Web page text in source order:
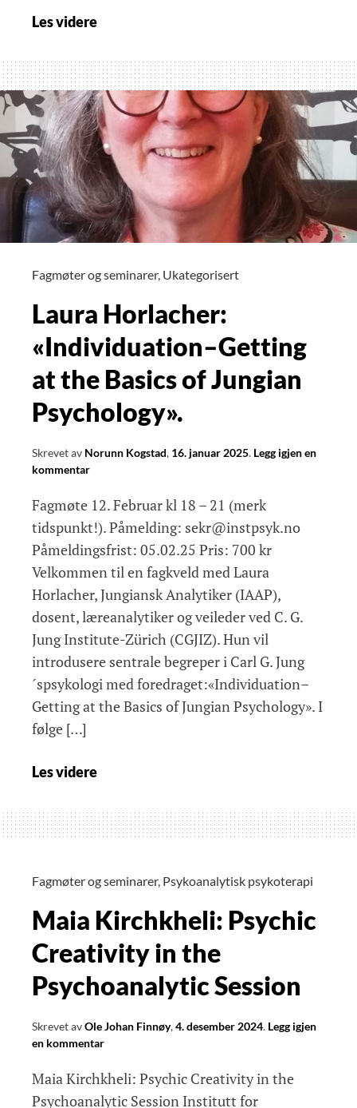
Les videre
Bion:
Intersecting
Vertices
Fagmøter og seminarer, Ukategorisert
Laura Horlacher:
«Individuation–Getting
at the Basics of Jungian
Psychology».
Skrevet av Norunn Kogstad, 16. januar 2025. Legg igjen en
kommentar
Fagmøte 12. Februar kl 18 – 21 (merk
tidspunkt!). Påmelding: sekr@instpsyk.no
Påmeldingsfrist: 05.02.25 Pris: 700 kr
Velkommen til en fagkveld med Laura
Horlacher, Jungiansk Analytiker (IAAP),
dosent, læreanalytiker og veileder ved C. G.
Jung Institute-Zürich (CGJIZ). Hun vil
introdusere sentrale begreper i Carl G. Jung
´spsykologi med foredraget:«Individuation–
Getting at the Basics of Jungian Psychology». I
følge […]
Les videre
«Individuation–
Getting
the
of
Jungian
Psychology».
Fagmøter og seminarer, Psykoanalytisk psykoterapi
Maia Kirchkheli: Psychic
Creativity in the
Psychoanalytic Session
Skrevet avOle Johan Finnøy,4. desember 2024. Legg igjen
en kommentar
Maia Kirchkheli: Psychic Creativity in the
Psychoanalytic Session Institutt for